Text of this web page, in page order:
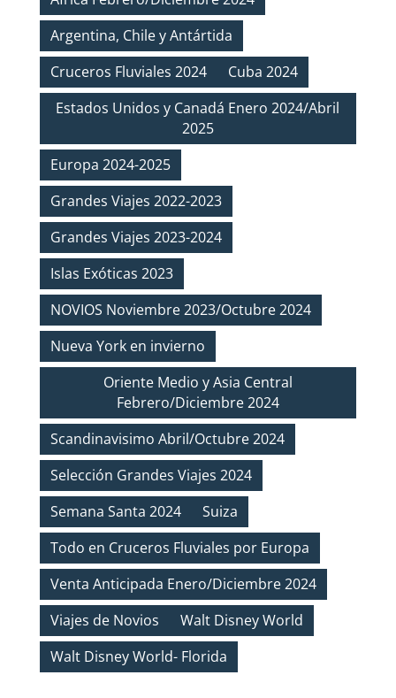
Argentina, Chile y Antártida
Cruceros Fluviales 2024
Cuba 2024
Estados Unidos y Canadá Enero 2024/Abril
2025
Europa 2024-2025
Grandes Viajes 2022-2023
Grandes Viajes 2023-2024
Islas Exóticas 2023
NOVIOS Noviembre 2023/Octubre 2024
Nueva York en invierno
Oriente Medio y Asia Central
Febrero/Diciembre 2024
Scandinavisimo Abril/Octubre 2024
Selección Grandes Viajes 2024
Semana Santa 2024
Suiza
Todo en Cruceros Fluviales por Europa
Venta Anticipada Enero/Diciembre 2024
Viajes de Novios
Walt Disney World
Walt Disney World- Florida